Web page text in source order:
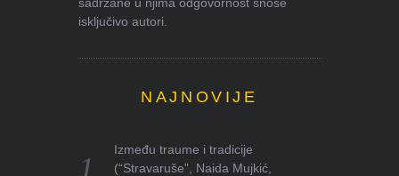
isključivo autori.
NAJNOVIJE
Između traume i tradicije
(“Stravaruše”, Naida Mujkić,